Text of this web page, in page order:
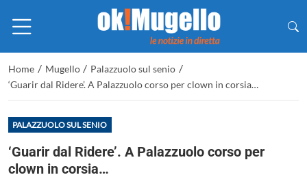
Home / Mugello / Palazzuolo sul senio /
‘Guarir dal Ridere’. A Palazzuolo corso per clown in corsia…
PALAZZUOLO SUL SENIO
‘Guarir dal Ridere’. A Palazzuolo corso per
clown in corsia…